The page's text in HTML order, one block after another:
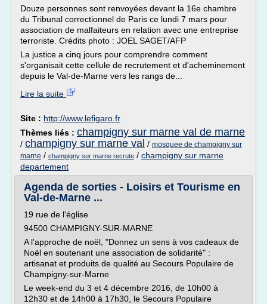
Douze personnes sont renvoyées devant la 16e chambre
du Tribunal correctionnel de Paris ce lundi 7 mars pour
association de malfaiteurs en relation avec une entreprise
terroriste. Crédits photo : JOEL SAGET/AFP
La justice a cinq jours pour comprendre comment
s'organisait cette cellule de recrutement et d'acheminement
depuis le Val-de-Marne vers les rangs de...
Lire la suite
Site : http://www.lefigaro.fr
Thèmes liés : champigny sur marne val de marne
/ champigny sur marne val / mosquee de champigny sur
marne / champigny sur marne recrute / champigny sur marne
departement
Agenda de sorties - Loisirs et Tourisme en
Val-de-Marne ...
19 rue de l'église
94500 CHAMPIGNY-SUR-MARNE
A l'approche de noël, "Donnez un sens à vos cadeaux de
Noël en soutenant une association de solidarité" :
artisanat et produits de qualité au Secours Populaire de
Champigny-sur-Marne
Le week-end du 3 et 4 décembre 2016, de 10h00 à
12h30 et de 14h00 à 17h30, le Secours Populaire